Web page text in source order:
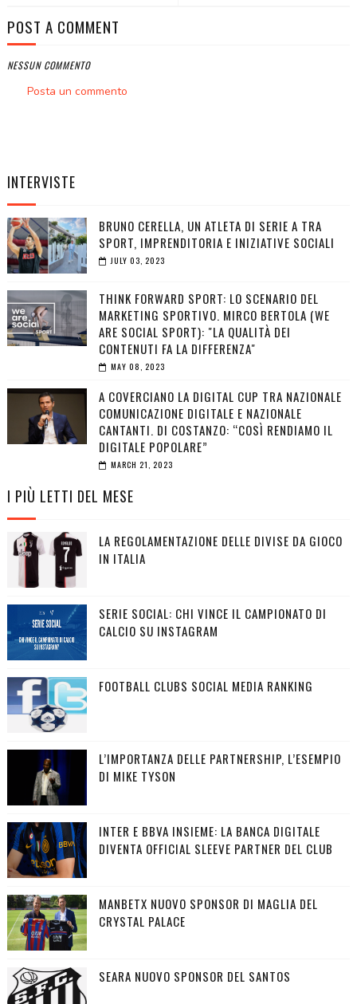
POST A COMMENT
NESSUN COMMENTO
Posta un commento
INTERVISTE
BRUNO CERELLA, UN ATLETA DI SERIE A TRA
SPORT, IMPRENDITORIA E INIZIATIVE SOCIALI
JULY 03, 2023
THINK FORWARD SPORT: LO SCENARIO DEL
MARKETING SPORTIVO. MIRCO BERTOLA (WE
ARE SOCIAL SPORT): "LA QUALITÀ DEI
CONTENUTI FA LA DIFFERENZA"
MAY 08, 2023
A COVERCIANO LA DIGITAL CUP TRA NAZIONALE
COMUNICAZIONE DIGITALE E NAZIONALE
CANTANTI. DI COSTANZO: “COSÌ RENDIAMO IL
DIGITALE POPOLARE”
MARCH 21, 2023
I PIÙ LETTI DEL MESE
LA REGOLAMENTAZIONE DELLE DIVISE DA GIOCO
IN ITALIA
SERIE SOCIAL: CHI VINCE IL CAMPIONATO DI
CALCIO SU INSTAGRAM
FOOTBALL CLUBS SOCIAL MEDIA RANKING
L’IMPORTANZA DELLE PARTNERSHIP, L’ESEMPIO
DI MIKE TYSON
INTER E BBVA INSIEME: LA BANCA DIGITALE
DIVENTA OFFICIAL SLEEVE PARTNER DEL CLUB
MANBETX NUOVO SPONSOR DI MAGLIA DEL
CRYSTAL PALACE
SEARA NUOVO SPONSOR DEL SANTOS